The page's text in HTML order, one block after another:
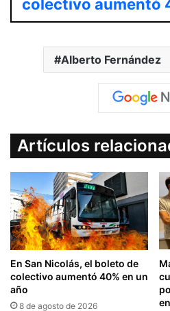
colectivo aumentó
Alberto Fernández
Artículos
En San Nicolás, el boleto de
colectivo aumentó 40% en un
año
8 de agosto de 2026